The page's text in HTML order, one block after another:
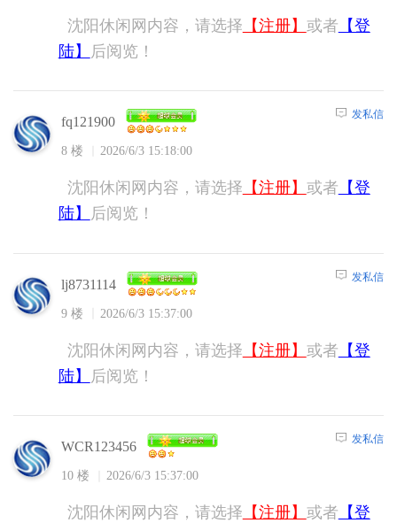
沈阳休闲网内容，请选择 【注册】 或者 【登
陆】
后阅览！
fq121900
8 楼 2026/6/3 15:18:00
发私信
沈阳休闲网内容，请选择 【注册】 或者 【登
陆】
后阅览！
lj8731114
9 楼 2026/6/3 15:37:00
发私信
沈阳休闲网内容，请选择 【注册】 或者 【登
陆】
后阅览！
WCR123456
10 楼 2026/6/3 15:37:00
发私信
沈阳休闲网内容，请选择 【注册】 或者 【登